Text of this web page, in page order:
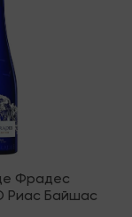
Фрадес
Риас Байшас